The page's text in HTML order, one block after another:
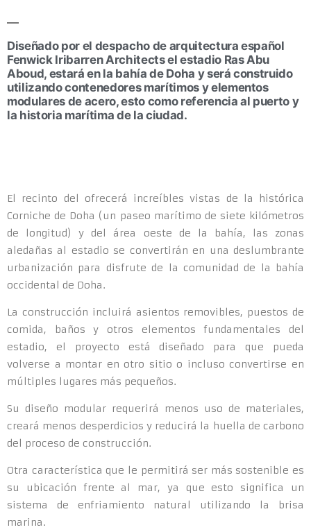
Diseñado por el despacho de arquitectura español
Fenwick Iribarren Architects el estadio Ras Abu
Aboud, estará en la bahía de Doha y será construido
utilizando contenedores marítimos y elementos
modulares de acero, esto como referencia al puerto y
la historia marítima de la ciudad.
El recinto del ofrecerá increíbles vistas de la histórica
Corniche de Doha (un paseo marítimo de siete kilómetros
de longitud) y del área oeste de la bahía, las zonas
aledañas al estadio se convertirán en una deslumbrante
urbanización para disfrute de la comunidad de la bahía
occidental de Doha.
La construcción incluirá asientos removibles, puestos de
comida, baños y otros elementos fundamentales del
estadio, el proyecto está diseñado para que pueda
volverse a montar en otro sitio o incluso convertirse en
múltiples lugares más pequeños.
Su diseño modular requerirá menos uso de materiales,
creará menos desperdicios y reducirá la huella de carbono
del proceso de construcción.
Otra característica que le permitirá ser más sostenible es
su ubicación frente al mar, ya que esto significa un
sistema de enfriamiento natural utilizando la brisa
marina.